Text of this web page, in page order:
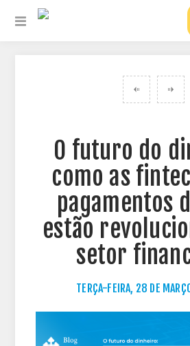
VOLTAR PARA TODOS OS
O futuro do
como as
pagamentos
estão
setor
TERÇA-FEIRA, 28 DE